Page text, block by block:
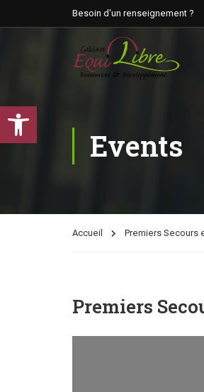
Besoin d'un renseignement ?
Events
Accueil Premiers Secours
Premiers
Ouvrir la barre d’outils